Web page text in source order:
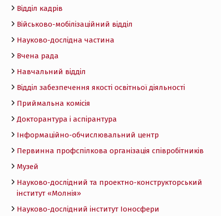
Відділ кадрів
Військово-мобілізаційний відділ
Науково-дослідна частина
Вчена рада
Навчальний відділ
Відділ забезпечення якості освітньої діяльності
Приймальна комісія
Докторантура і аспірантура
Інформаційно-обчислювальний центр
Первинна профспілкова організація співробітників
Музей
Науково-дослідний та проектно-конструкторський
інститут «Молнія»
Науково-дослідний інститут Іоносфери